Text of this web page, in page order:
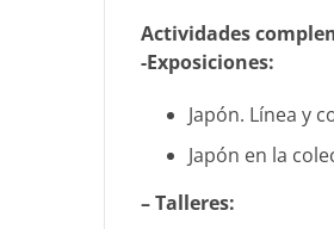
Actividades
-Exposiciones:
Japón. Línea y
Japón en la
– Talleres: